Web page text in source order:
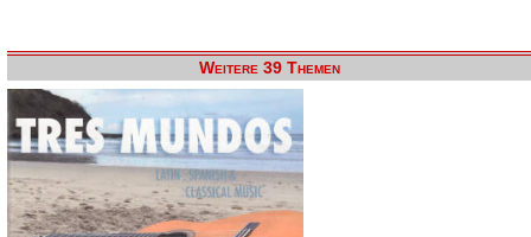
Weitere 39 Themen